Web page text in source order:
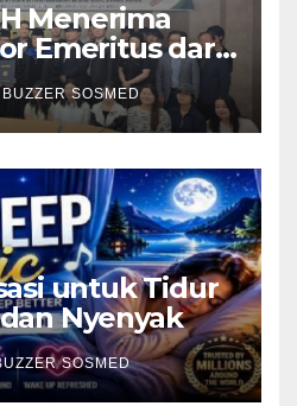
Menerima
Emeritus dari
Busan Korsel
BUZZER SOSMED
untuk Tidur
Nyenyak
SOSMED